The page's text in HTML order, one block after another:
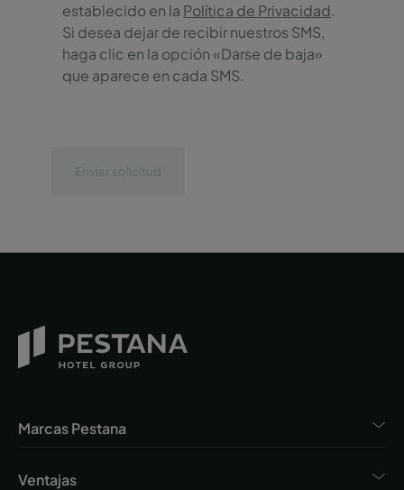
establecido en la Política de Privacidad.
Si desea dejar de recibir nuestros SMS,
haga clic en la opción «Darse de baja»
que aparece en cada SMS.
Marcas Pestana
Ventajas